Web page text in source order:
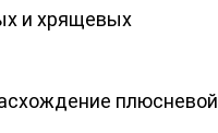
и хрящевых
плюсневой